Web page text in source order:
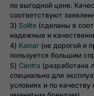
по выгодной цене.
соответствуют
Solite (сделаны в
надежные и
Kainar (не дорогой и
пользуется большим
Centra (разработана
специально для
условиях и по